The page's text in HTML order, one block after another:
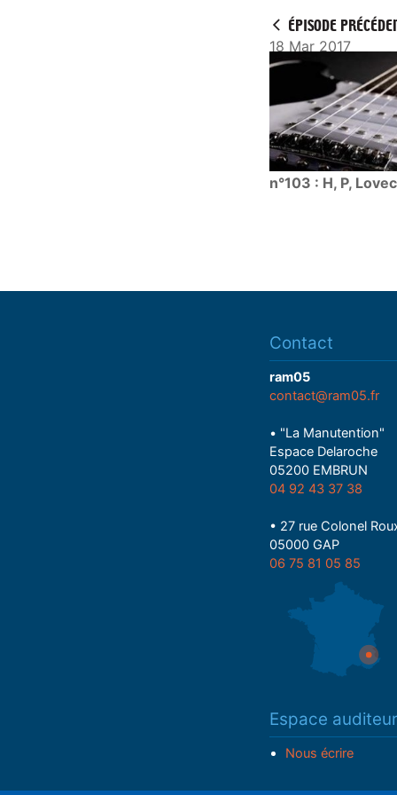
ÉPISODE
18 Mar 2017
n°103 : H, P,
Contact
ram05
contact@ram05.fr
• "La Manutention"
Espace Delaroche
05200 EMBRUN
04 92 43 37 38
• 27 rue Colonel
05000 GAP
06 75 81 05 85
Espace
Nous écrire